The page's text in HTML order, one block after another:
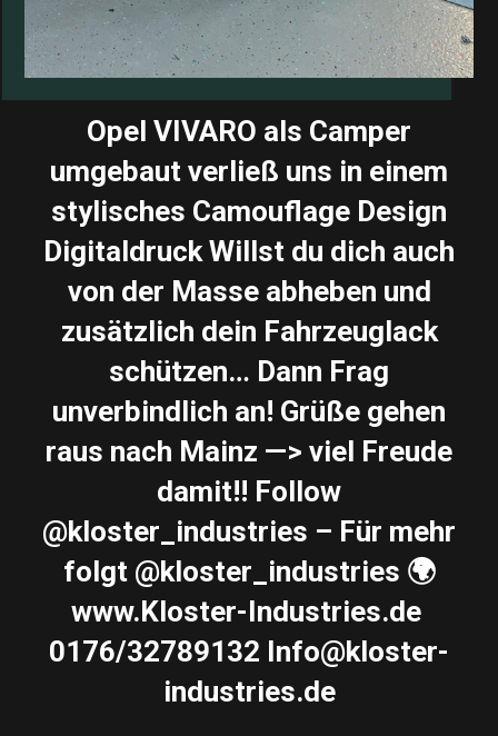
Opel VIVARO als Camper
umgebaut verließ uns in einem
stylisches Camouflage Design
Digitaldruck Willst du dich auch
von der Masse abheben und
zusätzlich dein Fahrzeuglack
schützen… Dann Frag
unverbindlich an! Grüße gehen
raus nach Mainz —> viel Freude
damit!! Follow
@kloster_industries – Für mehr
folgt @kloster_industries 🌍
www.Kloster-Industries.de ️
0176/32789132 Info@kloster-
industries.de